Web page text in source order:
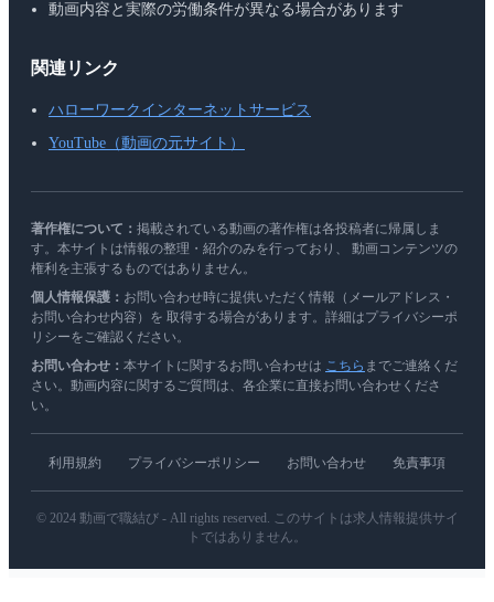
動画内容と実際の労働条件が異なる場合があります
関連リンク
ハローワークインターネットサービス
YouTube（動画の元サイト）
著作権について： 掲載されている動画の著作権は各投稿者に帰属しま
す。本サイトは情報の整理・紹介のみを行っており、 動画コンテンツの
権利を主張するものではありません。
個人情報保護： お問い合わせ時に提供いただく情報（メールアドレス・
お問い合わせ内容）を 取得する場合があります。詳細はプライバシーポ
リシーをご確認ください。
お問い合わせ： 本サイトに関するお問い合わせは こちら までご連絡くだ
さい。動画内容に関するご質問は、各企業に直接お問い合わせくださ
い。
利用規約 プライバシーポリシー お問い合わせ 免責事項
© 2024 動画で職結び - All rights reserved. このサイトは求人情報提供サイ
トではありません。